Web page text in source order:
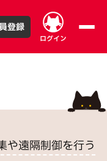
ログイン
登録
や遠隔制御を行う